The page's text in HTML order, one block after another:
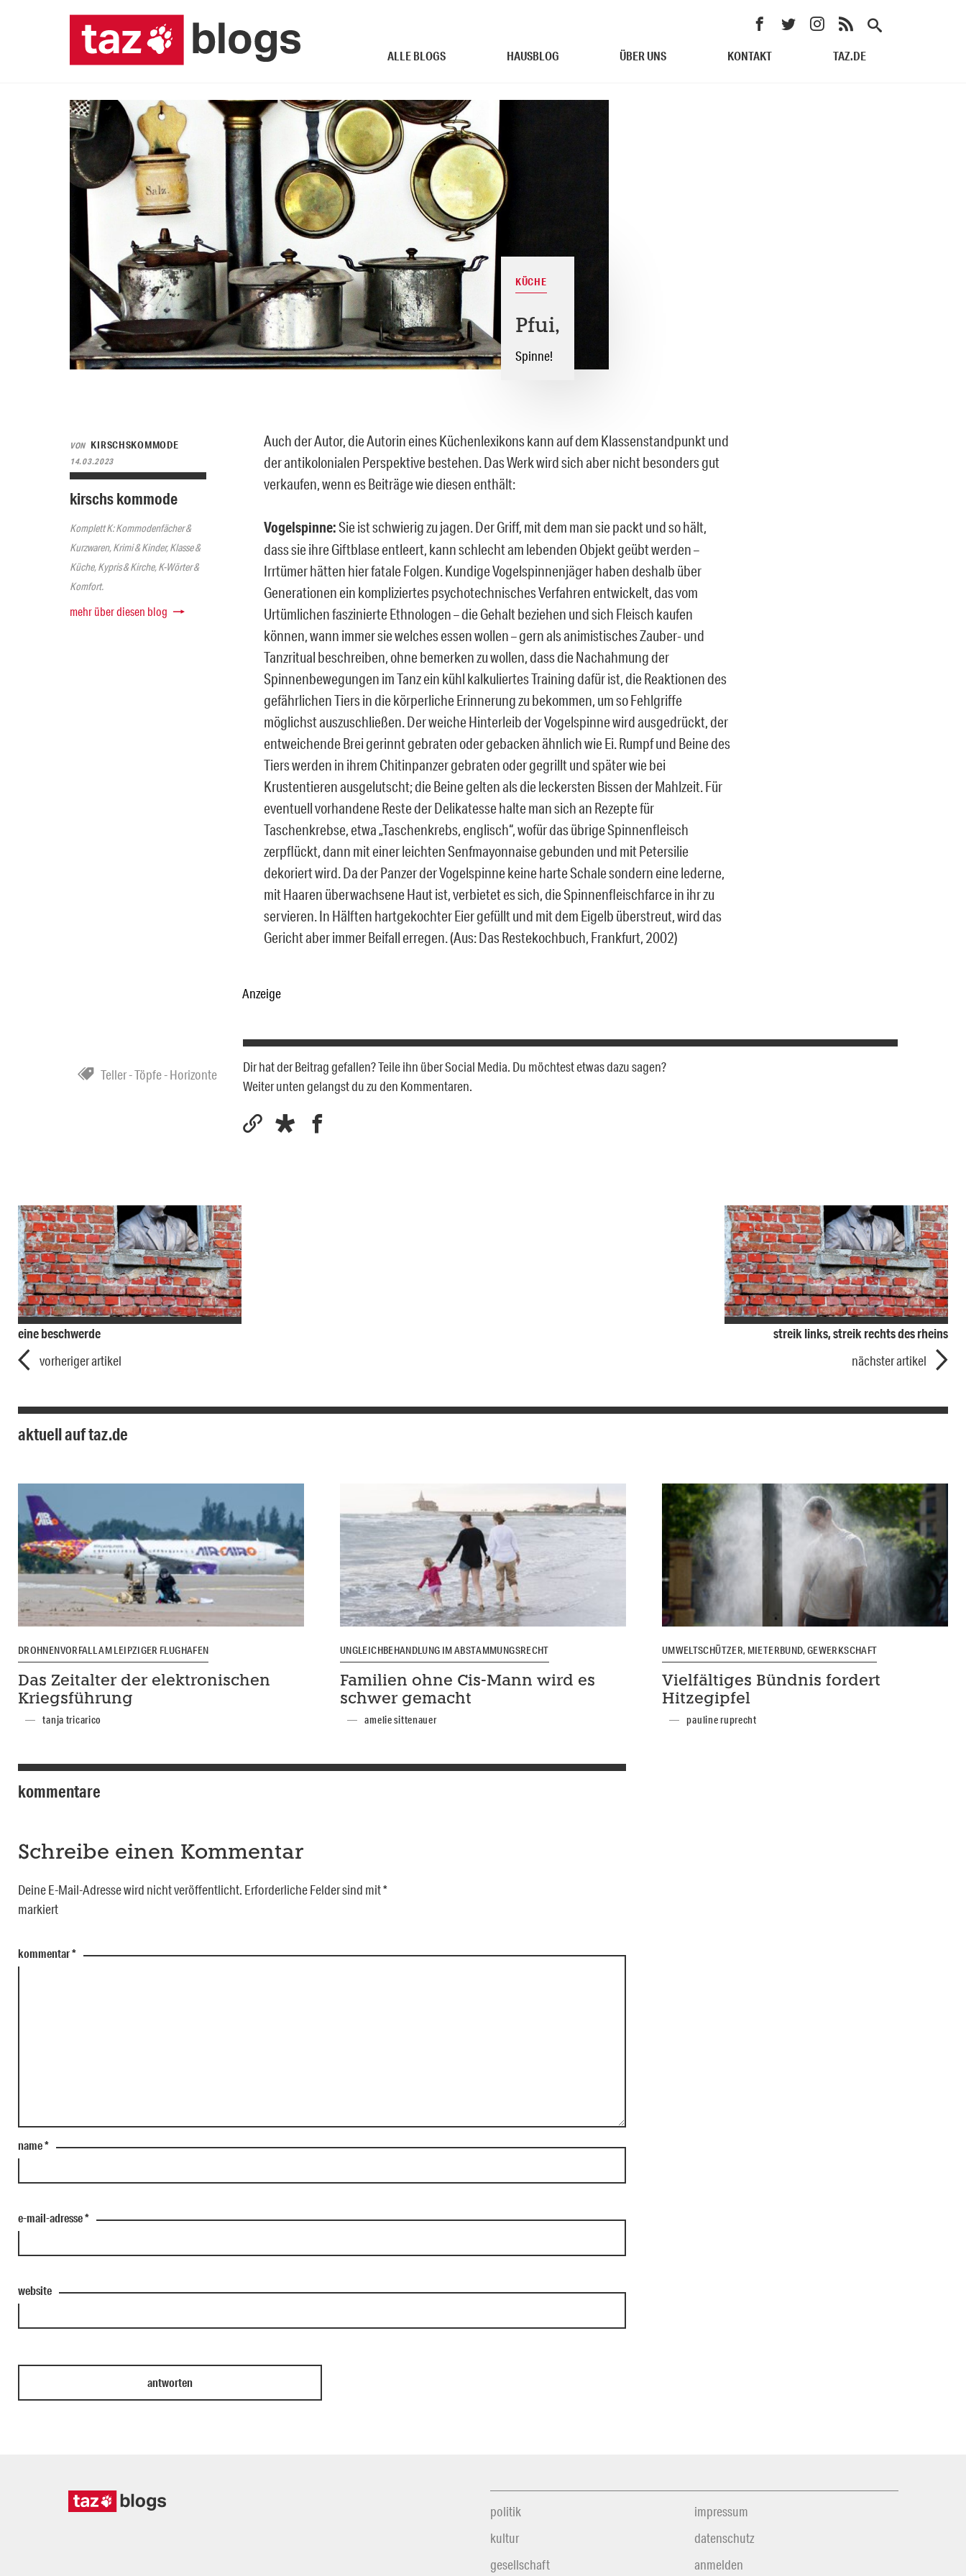
ALLE BLOGS HAUSBLOG ÜBER UNS KONTAKT TAZ.DE
KÜCHE
Pfui,
Spinne!
VON KIRSCHSKOMMODE
14.03.2023
kirschs kommode
Komplett K: Kommodenfächer &
Kurzwaren, Krimi & Kinder, Klasse &
Küche, Kypris & Kirche, K-Wörter &
Komfort.
mehr über diesen blog
Auch der Autor, die Autorin eines Küchenlexikons kann auf dem Klassenstandpunkt und
der antikolonialen Perspektive bestehen. Das Werk wird sich aber nicht besonders gut
verkaufen, wenn es Beiträge wie diesen enthält:
Vogelspinne:Sie ist schwierig zu jagen. Der Griff, mit dem man sie packt und so hält,
dass sie ihre Giftblase entleert, kann schlecht am lebenden Objekt geübt werden –
Irrtümer hätten hier fatale Folgen. Kundige Vogelspinnenjäger haben deshalb über
Generationen ein kompliziertes psychotechnisches Verfahren entwickelt, das vom
Urtümlichen faszinierte Ethnologen – die Gehalt beziehen und sich Fleisch kaufen
können, wann immer sie welches essen wollen – gern als animistisches Zauber- und
Tanzritual beschreiben, ohne bemerken zu wollen, dass die Nachahmung der
Spinnenbewegungen im Tanz ein kühl kalkuliertes Training dafür ist, die Reaktionen des
gefährlichen Tiers in die körperliche Erinnerung zu bekommen, um so Fehlgriffe
möglichst auszuschließen. Der weiche Hinterleib der Vogelspinne wird ausgedrückt, der
entweichende Brei gerinnt gebraten oder gebacken ähnlich wie Ei. Rumpf und Beine des
Tiers werden in ihrem Chitinpanzer gebraten oder gegrillt und später wie bei
Krustentieren ausgelutscht; die Beine gelten als die leckersten Bissen der Mahlzeit. Für
eventuell vorhandene Reste der Delikatesse halte man sich an Rezepte für
Taschenkrebse, etwa „Taschenkrebs, englisch“, wofür das übrige Spinnenfleisch
zerpflückt, dann mit einer leichten Senfmayonnaise gebunden und mit Petersilie
dekoriert wird. Da der Panzer der Vogelspinne keine harte Schale sondern eine lederne,
mit Haaren überwachsene Haut ist, verbietet es sich, die Spinnenfleischfarce in ihr zu
servieren. In Hälften hartgekochter Eier gefüllt und mit dem Eigelb überstreut, wird das
Gericht aber immer Beifall erregen. (Aus: Das Restekochbuch, Frankfurt, 2002)
Anzeige
Teller - Töpfe - Horizonte
Dir hat der Beitrag gefallen? Teile ihn über Social Media. Du möchtest etwas dazu sagen?
Weiter unten gelangst du zu den Kommentaren.
eine beschwerde
vorheriger artikel
streik links, streik rechts des rheins
nächster artikel
aktuell auf taz.de
DROHNENVORFALL AM LEIPZIGER FLUGHAFEN
Das Zeitalter der elektronischen
Kriegsführung
tanja tricarico
UNGLEICHBEHANDLUNG IM ABSTAMMUNGSRECHT
Familien ohne Cis-Mann wird es
schwer gemacht
amelie sittenauer
UMWELTSCHÜTZER, MIETERBUND, GEWERKSCHAFT
Vielfältiges Bündnis fordert
Hitzegipfel
pauline ruprecht
kommentare
Schreibe einen Kommentar
Deine E-Mail-Adresse wird nicht veröffentlicht. Erforderliche Felder sind mit*
markiert
kommentar*
name*
e-mail-adresse*
website
politik
kultur
gesellschaft
impressum
datenschutz
anmelden